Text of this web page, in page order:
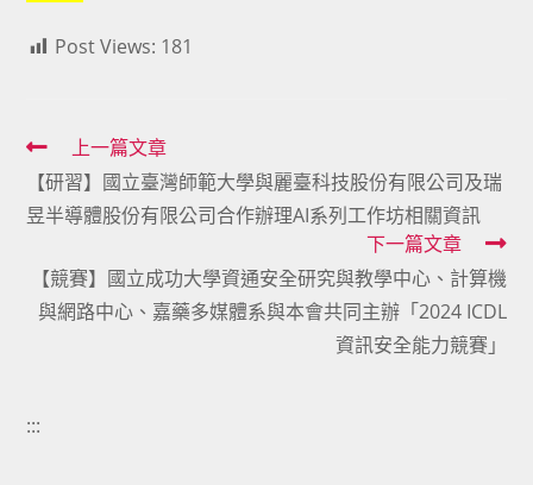
Post Views: 181
Read
more
articles
上一篇文章
【研習】國立臺灣師範大學與麗臺科技股份有限公司及瑞
昱半導體股份有限公司合作辦理AI系列工作坊相關資訊
下一篇文章
【競賽】國立成功大學資通安全研究與教學中心、計算機
與網路中心、嘉藥多媒體系與本會共同主辦「2024 ICDL
資訊安全能力競賽」
:::